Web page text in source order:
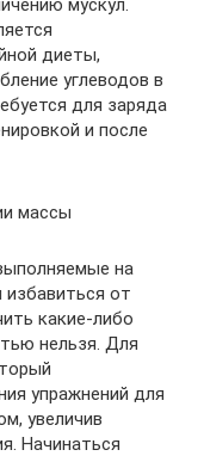
мускул.
диеты,
углеводов в
для заряда
и после
массы
на
от
какие-либо
нельзя. Для
упражнений для
увеличив
Начинаться